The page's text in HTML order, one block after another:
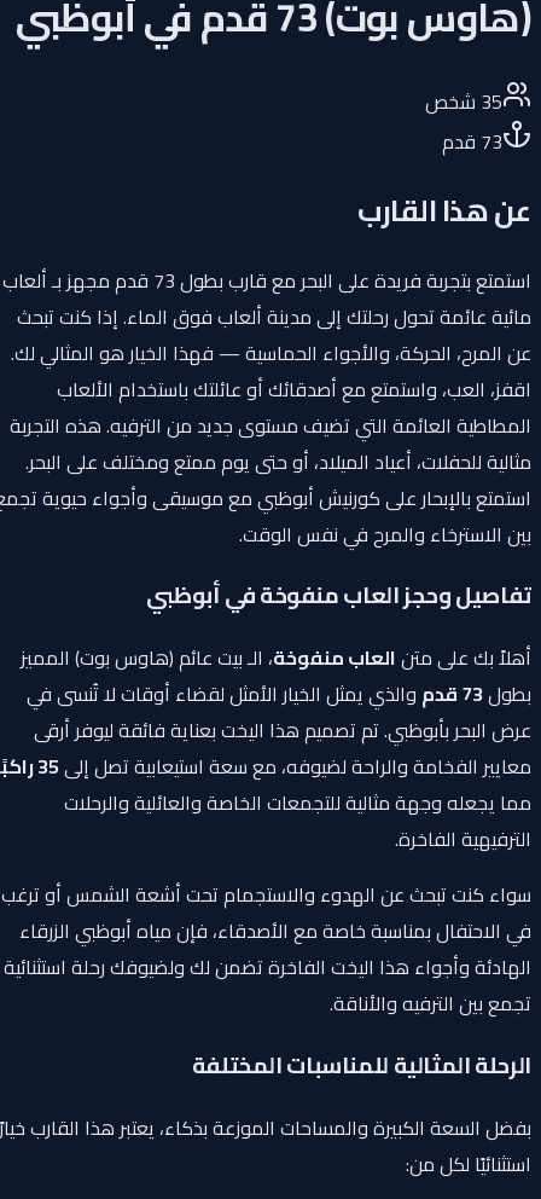
(هاوس بوت) 73 قدم في أبوظبي
35شخص
73 قدم
عن هذا القارب
استمتع بتجربة فريدة على البحر مع قارب بطول 73 قدم مجهز بـ ألعاب
مائية عائمة تحول رحلتك إلى مدينة ألعاب فوق الماء. إذا كنت تبحث
عن المرح، الحركة، والأجواء الحماسية — فهذا الخيار هو المثالي لك.
اقفز، العب، واستمتع مع أصدقائك أو عائلتك باستخدام الألعاب
المطاطية العائمة التي تضيف مستوى جديد من الترفيه. هذه التجربة
مثالية للحفلات، أعياد الميلاد، أو حتى يوم ممتع ومختلف على البحر.
استمتع بالإبحار على كورنيش أبوظبي مع موسيقى وأجواء حيوية تجمع
بين الاسترخاء والمرح في نفس الوقت.
تفاصيل وحجز العاب منفوخة في أبوظبي
أهلاً بك على متنالعاب منفوخة، الـ بيت عائم (هاوس بوت) المميز
بطول73 قدم
والذي يمثل الخيار الأمثل لقضاء أوقات لا تُنسى في
عرض البحر بأبوظبي. تم تصميم هذا اليخت بعناية فائقة ليوفر أرقى
معايير الفخامة والراحة لضيوفه، مع سعة استيعابية تصل إلى35 راكبًا
،
مما يجعله وجهة مثالية للتجمعات الخاصة والعائلية والرحلات
الترفيهية الفاخرة.
سواء كنت تبحث عن الهدوء والاستجمام تحت أشعة الشمس أو ترغب
في الاحتفال بمناسبة خاصة مع الأصدقاء، فإن مياه أبوظبي الزرقاء
الهادئة وأجواء هذا اليخت الفاخرة تضمن لك ولضيوفك رحلة استثنائية
تجمع بين الترفيه والأناقة.
الرحلة المثالية للمناسبات المختلفة
بفضل السعة الكبيرة والمساحات الموزعة بذكاء، يعتبر هذا القارب خيارًا
استثنائيًا لكل من: